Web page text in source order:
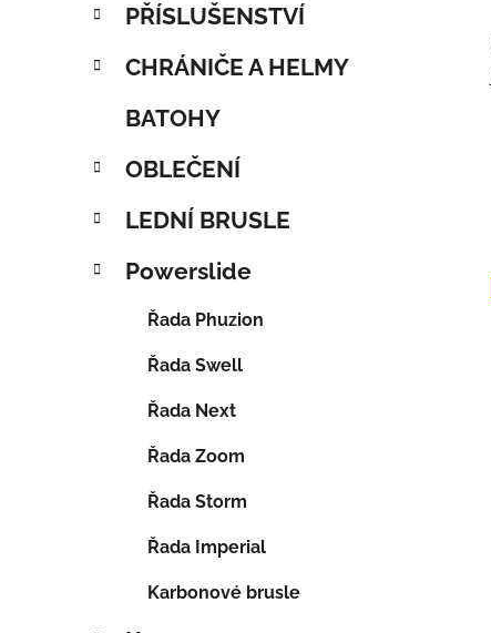
PŘÍSLUŠENSTVÍ
CHRÁNIČE A HELMY
BATOHY
OBLEČENÍ
LEDNÍ BRUSLE
Powerslide
Řada Phuzion
Řada Swell
Řada Next
Řada Zoom
Řada Storm
Řada Imperial
Karbonové brusle